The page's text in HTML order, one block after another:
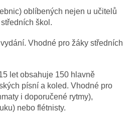
oblíbených nejen u učitelů
škol.
Vhodné pro žáky středních
let obsahuje 150 hlavně
písní a koled. Vhodné pro
i doporučené rytmy),
nebo flétnisty.